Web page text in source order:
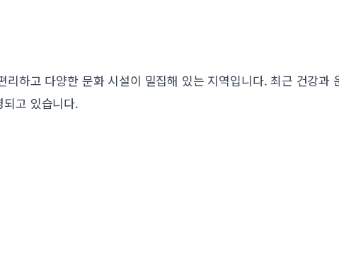
리하고 다양한 문화 시설이 밀집해 있는 지역입니다. 최근 건강과
고 있습니다.